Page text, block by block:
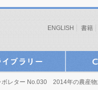
ENGLISH 書籍
レター No.030 2014年の農産物